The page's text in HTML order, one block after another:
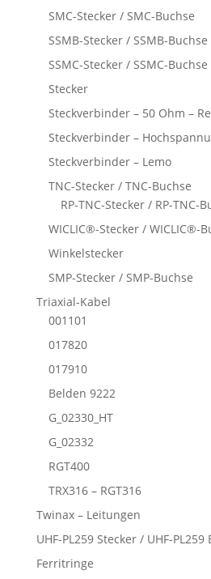
SMC-Stecker / SMC-Buchse
SSMB-Stecker / SSMB-Buchse
SSMC-Stecker / SSMC-Buchse
Stecker
Steckverbinder – 50 Ohm –
Steckverbinder –
Steckverbinder – Lemo
TNC-Stecker / TNC-Buchse
RP-TNC-Stecker / RP-TNC-
WICLIC®-Stecker / WICLIC®-
Winkelstecker
SMP-Stecker / SMP-Buchse
Triaxial-Kabel
001101
017820
017910
Belden 9222
G_02330_HT
G_02332
RGT400
TRX316 – RGT316
Twinax – Leitungen
UHF-PL259 Stecker / UHF-PL259
Ferritringe